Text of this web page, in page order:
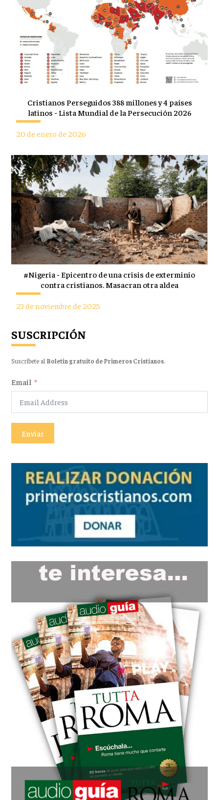
Cristianos Perseguidos 388 millones y 4 países
latinos - Lista Mundial de la Persecución 2026
20 de enero de 2026
#Nigeria - Epicentro de una crisis de exterminio
contra cristianos. Masacran otra aldea
23 de noviembre de 2025
SUSCRIPCIÓN
Suscríbete al Boletín gratuito de Primeros Cristianos.
Email
Enviar